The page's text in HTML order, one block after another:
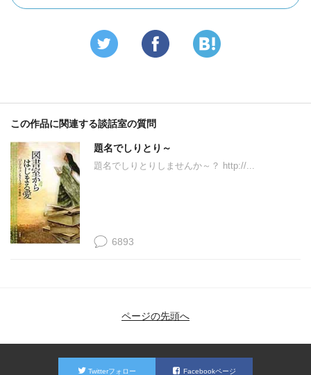
この作品に関連する談話室の質問
題名でしりとり～
題名でしりとりしませんか～？ http://...
6893
ページの先頭へ
Twitterフォロー Facebookページ